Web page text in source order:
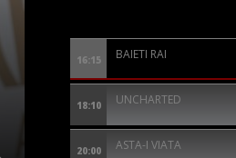
16:15 BAIETI RAI
18:10 UNCHARTED
20:00 ASTA-I VIATA